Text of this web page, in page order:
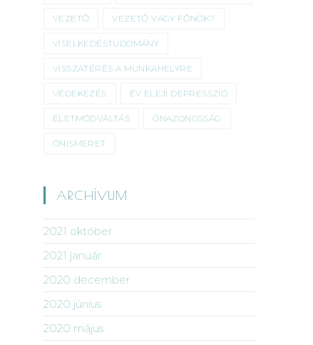
VEZETŐ VEZETŐ VAGY FŐNÖK?
VISELKEDÉSTUDOMÁNY
VISSZATÉRÉS A MUNKAHELYRE
VÉDEKEZÉS ÉV ELEJI DEPRESSZIÓ
ÉLETMÓDVÁLTÁS ÖNAZONOSSÁG
ÖNISMERET
ARCHÍVUM
2021 október
2021 január
2020 december
2020 június
2020 május